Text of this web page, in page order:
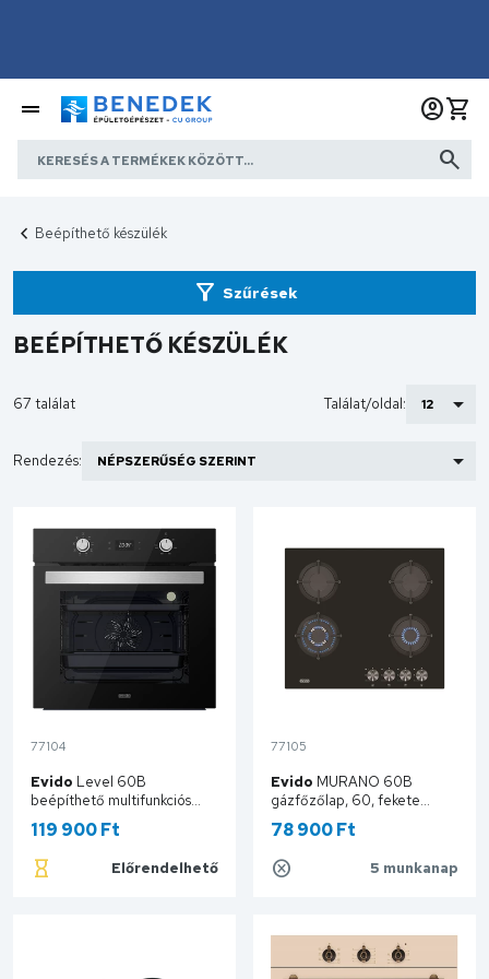
Beépíthető készülék
BEÉPÍTHETŐ KÉSZÜLÉK
67 találat Találat/oldal:
Rendezés:
77104
Evido Level 60B
beépíthető multifunkciós
sütő-Fekete BOL6DB.2
119 900 Ft
Előrendelhető
Kosárba
77105
Evido MURANO 60B
gázfőzőlap, 60, fekete
HGM6WB.2
78 900 Ft
5 munkanap
Kosárba
Szűrések